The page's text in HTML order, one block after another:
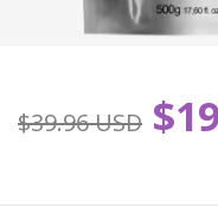
$39.96 USD